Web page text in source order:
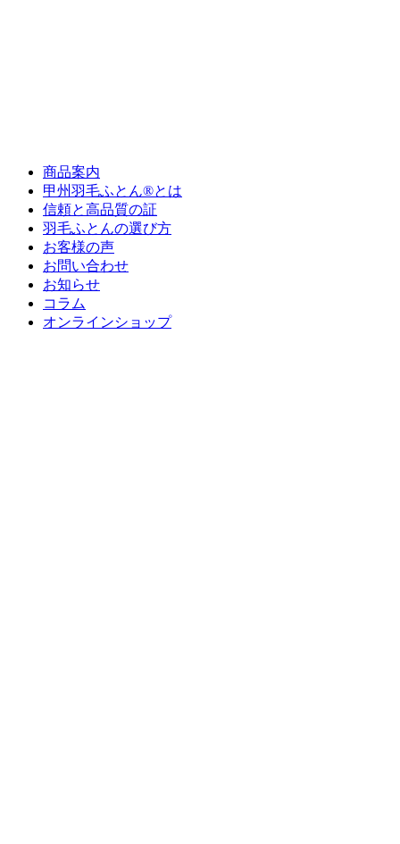
商品案内
甲州羽毛ふとん®とは
信頼と高品質の証
羽毛ふとんの選び方
お客様の声
お問い合わせ
お知らせ
コラム
オンラインショップ